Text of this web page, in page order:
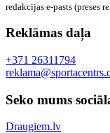
redakcijas e-pasts (preses
Reklāmas daļa
+371 26311794
Seko mums
Draugiem.lv